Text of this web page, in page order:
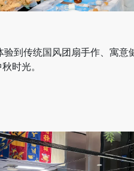
到传统国风团扇手作、寓意
时光。